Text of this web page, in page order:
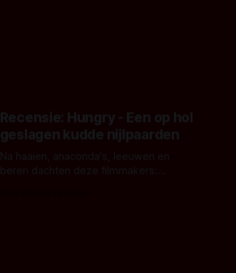
Recensie: Hungry - Een op hol
geslagen kudde nijlpaarden
Na haaien, anaconda's, leeuwen en
beren dachten deze filmmakers: